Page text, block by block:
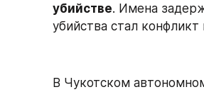
убийстве. Имена
убийства стал
В Чукотском